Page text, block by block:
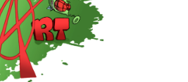
(Lyon)
(Vaulx-en-Velin)
Moretti & Pierre Lacôte